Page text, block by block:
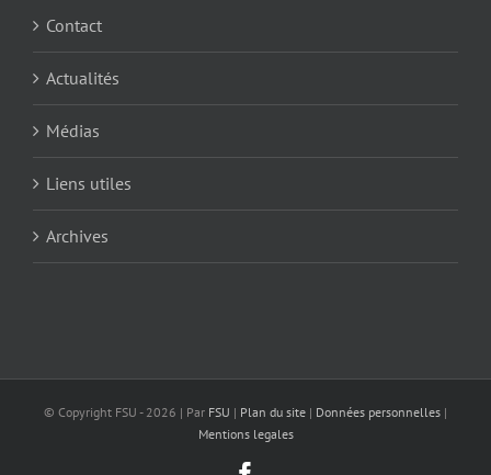
Contact
Actualités
Médias
Liens utiles
Archives
© Copyright FSU - 2026 | Par FSU | Plan du site | Données personnelles |
Mentions legales